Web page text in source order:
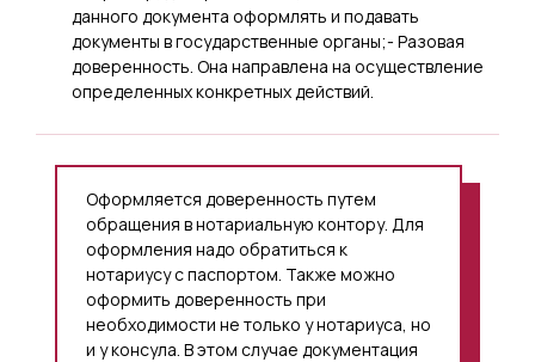
данного документа оформлять и подавать
документы в государственные органы;- Разовая
доверенность. Она направлена на осуществление
определенных конкретных действий.
Оформляется доверенность путем
обращения в нотариальную контору. Для
оформления надо обратиться к
нотариусу с паспортом. Также можно
оформить доверенность при
необходимости не только у нотариуса, но
и у консула. В этом случае документация